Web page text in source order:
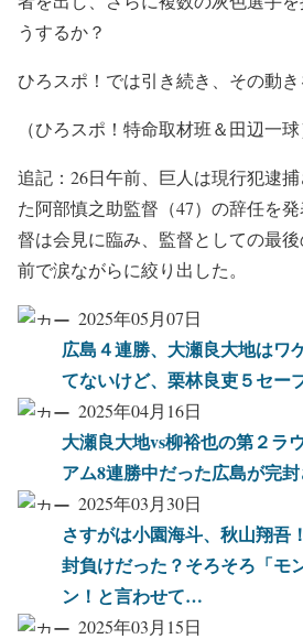
うするか？
ひろスポ！では引き続き、その動き
（ひろスポ！特命取材班＆田辺一球
追記：26日午前、巨人は現行犯逮
た阿部慎之助監督（47）の辞任を
督は会見に臨み、監督としての最
前で涙ながらに絞り出した。
2025年05月07日
広島４連勝、大瀬良大地はワ
てないけど、栗林良吏５セー
2025年04月16日
大瀬良大地vs柳裕也の第２ラ
アム8連勝中だった広島が完
2025年03月30日
さすがは小園海斗、秋山翔吾
封負けだった？そろそろ「モ
ン！と言わせて…
2025年03月15日